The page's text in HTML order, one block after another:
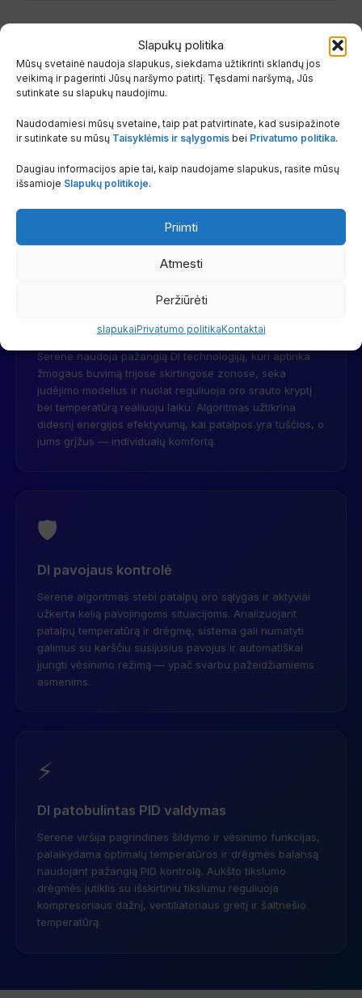
Slapukų politika
Mūsų svetainė naudoja slapukus, siekdama užtikrinti sklandų jos
veikimą ir pagerinti Jūsų naršymo patirtį. Tęsdami naršymą, Jūs
sutinkate su slapukų naudojimu.
Naudodamiesi mūsų svetaine, taip pat patvirtinate, kad susipažinote
ir sutinkate su mūsų Taisyklėmis ir sąlygomis bei Privatumo politika.
Daugiau informacijos apie tai, kaip naudojame slapukus, rasite mūsų
išsamioje Slapukų politikoje.
Priimti
Atmesti
Peržiūrėti
slapukaiPrivatumo politikaKontaktai
DIRBTINIS INTELEKTAS
Pažangus DI valdymas
Serene leidžia patirti naują išmanaus oro kondicionavimo
evoliuciją, kurioje pažangiausia inžinerija susitinka su dirbtiniu
intelektu, suteikdama neprilygstamą komfortą ir
efektyvumą.
DI Eco jutiklis
Serene naudoja pažangią DI technologiją, kuri aptinka
žmogaus buvimą trijose skirtingose zonose, seka
judėjimo modelius ir nuolat reguliuoja oro srauto kryptį
bei temperatūrą realiuoju laiku. Algoritmas užtikrina
didesnį energijos efektyvumą, kai patalpos yra tuščios, o
jums grįžus — individualų komfortą.
🛡️
DI pavojaus kontrolė
Serene algoritmas stebi patalpų oro sąlygas ir aktyviai
užkerta kelią pavojingoms situacijoms. Analizuojant
patalpų temperatūrą ir drėgmę, sistema gali numatyti
galimus su karščiu susijusius pavojus ir automatiškai
įjungti vėsinimo režimą — ypač svarbu pažeidžiamiems
asmenims.
⚡
DI patobulintas PID valdymas
Serene viršija pagrindines šildymo ir vėsinimo funkcijas,
palaikydama optimalų temperatūros ir drėgmės balansą
naudojant pažangią PID kontrolę. Aukšto tikslumo
drėgmės jutiklis su išskirtiniu tikslumu reguliuoja
kompresoriaus dažnį, ventiliatoriaus greitį ir šaltnešio
temperatūrą.